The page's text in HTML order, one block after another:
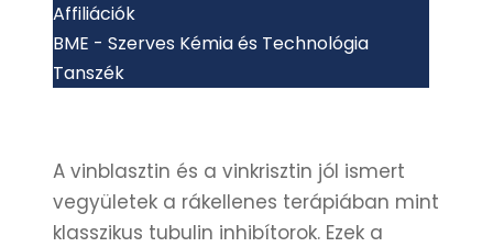
Affiliációk
BME - Szerves Kémia és Technológia
Tanszék
A vinblasztin és a vinkrisztin jól ismert
vegyületek a rákellenes terápiában mint
klasszikus tubulin inhibítorok. Ezek a